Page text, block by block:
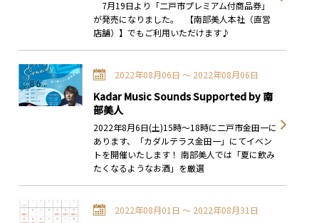
7月19日より「二戸市プレミアム付商品券」
が発売になりました。 【南部美人本社（直営
店舗）】でもご利用いただけます♪
2022年08月06日 〜 2022年08月06日
Kadar Music Sounds Supported by 南
部美人
2022年8月6日(土)15時～18時に二戸市金田一に
あります、「カダルテラス金田一」にてイベン
トを開催いたします！ 南部美人では「夏に飲み
たくなるようなお酒」を厳選
2022年08月01日 〜 2022年08月31日